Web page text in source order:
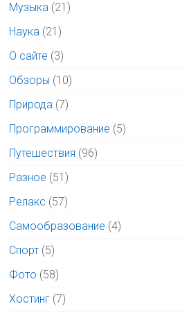
Музыка (21)
Наука (21)
О сайте (3)
Обзоры (10)
Природа (7)
Программирование (5)
Путешествия (96)
Разное (51)
Релакс (57)
Самообразование (4)
Спорт (5)
Фото (58)
Хостинг (7)